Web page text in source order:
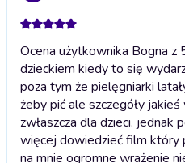
Ocena użytkownika Bogna z
dzieckiem kiedy to się
poza tym że pielęgniarki
żeby pić ale szczegóły
zwłaszcza dla dzieci. jednak
więcej dowiedzieć film który
na mnie ogromne wrażenie